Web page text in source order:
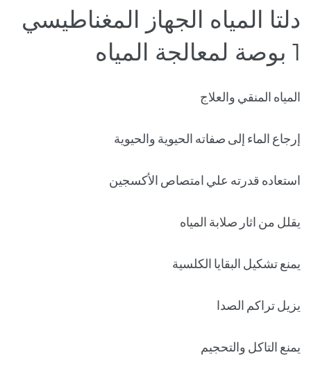
دلتا المياه الجهاز المغناطيسي
1 بوصة لمعالجة المياه
المياه المنقي والعلاج
إرجاع الماء إلى صفاته الحيوية والحيوية
استعاده قدرته علي امتصاص الأكسجين
يقلل من اثار صلابة المياه
يمنع تشكيل البقايا الكلسية
يزيل تراكم الصدا
يمنع التاكل والتحجيم